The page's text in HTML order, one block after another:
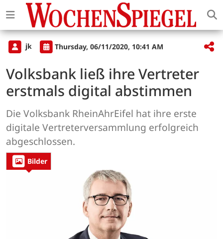
jk Thursday, 06/11/2020, 10:41 AM
Volksbank ließ ihre Vertreter
erstmals digital abstimmen
Die Volksbank RheinAhrEifel hat ihre erste
digitale Vertreterversammlung erfolgreich
abgeschlossen.
Bilder